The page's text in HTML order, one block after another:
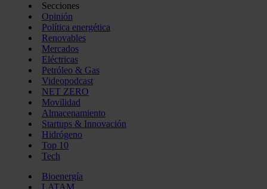
Secciones
Opinión
Política energética
Renovables
Mercados
Eléctricas
Petróleo & Gas
Videopodcast
NET ZERO
Movilidad
Almacenamiento
Startups & Innovación
Hidrógeno
Top 10
Tech
Bioenergía
LATAM